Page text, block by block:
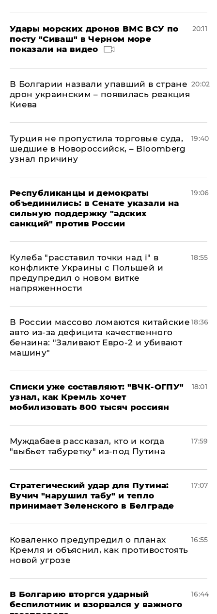
Удары морских дронов ВМС ВСУ по
посту "Сиваш" в Черном море
показали на видео
20:11
В Болгарии назвали упавший в стране
дрон украинским – появилась реакция
Киева
20:02
Турция не пропустила торговые суда,
шедшие в Новороссийск, – Bloomberg
узнал причину
19:40
Республиканцы и демократы
объединились: в Сенате указали на
сильную поддержку "адских
санкций" против России
19:06
Кулеба "расставил точки над і" в
конфликте Украины с Польшей и
предупредил о новом витке
напряженности
18:55
В России массово ломаются китайские
авто из-за дефицита качественного
бензина: "Заливают Евро-2 и убивают
машину"
18:36
Списки уже составляют: "ВЧК-ОГПУ"
узнал, как Кремль хочет
мобилизовать 800 тысяч россиян
18:01
Муждабаев рассказал, кто и когда
"выбьет табуретку" из-под Путина
17:59
Стратегический удар для Путина:
Вучич "нарушил табу" и тепло
принимает Зеленского в Белграде
17:07
Коваленко предупредил о планах
Кремля и объяснил, как противостоять
новой угрозе
16:55
В Болгарию вторгся ударный
беспилотник и взорвался у важного
16:44